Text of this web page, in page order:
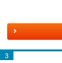
3